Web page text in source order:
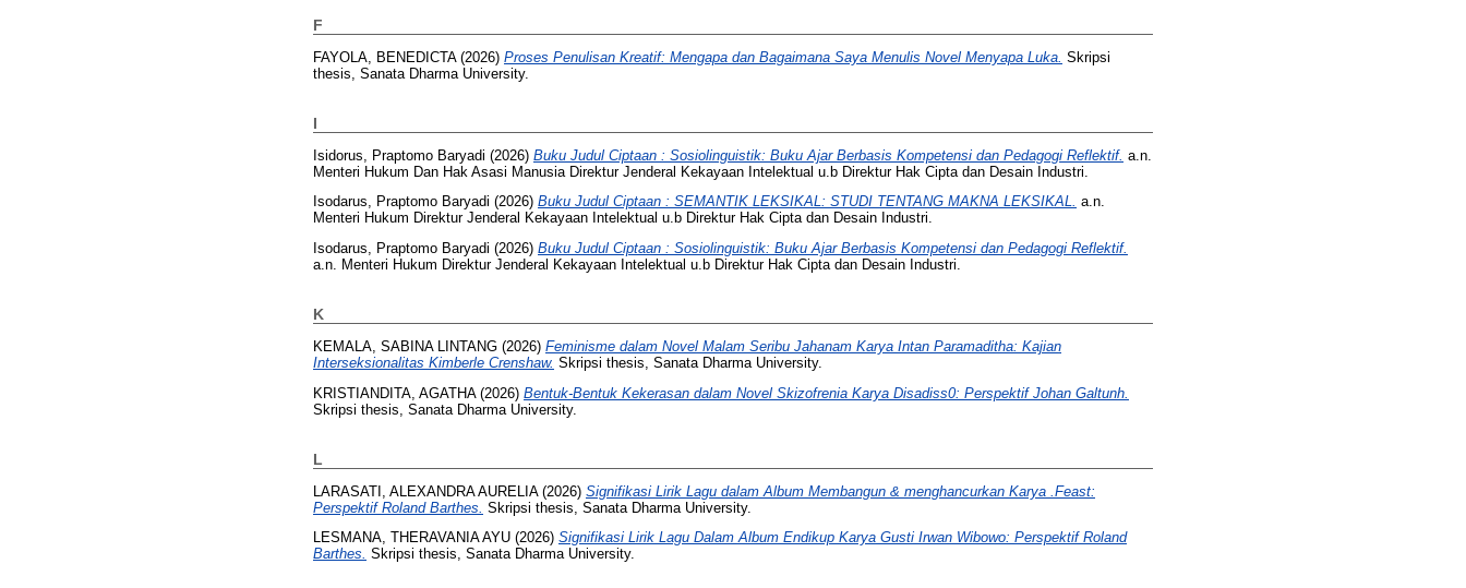
F
FAYOLA, BENEDICTA(2026) Proses Penulisan Kreatif: Mengapa dan Bagaimana Saya Menulis Novel Menyapa Luka. Skripsi
thesis, Sanata Dharma University.
I
Isidorus, Praptomo Baryadi (2026) Buku Judul Ciptaan : Sosiolinguistik: Buku Ajar Berbasis Kompetensi dan Pedagogi Reflektif. a.n.
Menteri Hukum Dan Hak Asasi Manusia Direktur Jenderal Kekayaan Intelektual u.b Direktur Hak Cipta dan Desain Industri.
Isodarus, Praptomo Baryadi (2026) Buku Judul Ciptaan : SEMANTIK LEKSIKAL: STUDI TENTANG MAKNA LEKSIKAL. a.n.
Menteri Hukum Direktur Jenderal Kekayaan Intelektual u.b Direktur Hak Cipta dan Desain Industri.
Isodarus, Praptomo Baryadi (2026) Buku Judul Ciptaan : Sosiolinguistik: Buku Ajar Berbasis Kompetensi dan Pedagogi Reflektif.
a.n. Menteri Hukum Direktur Jenderal Kekayaan Intelektual u.b Direktur Hak Cipta dan Desain Industri.
K
KEMALA, SABINA LINTANG (2026) Feminisme dalam Novel Malam Seribu Jahanam Karya Intan Paramaditha: Kajian
Interseksionalitas Kimberle Crenshaw. Skripsi thesis, Sanata Dharma University.
KRISTIANDITA, AGATHA(2026) Bentuk-Bentuk Kekerasan dalam Novel Skizofrenia Karya Disadiss0: Perspektif Johan Galtunh.
Skripsi thesis, Sanata Dharma University.
L
LARASATI, ALEXANDRA AURELIA(2026) Signifikasi Lirik Lagu dalam Album Membangun & menghancurkan Karya .Feast:
Perspektif Roland Barthes. Skripsi thesis, Sanata Dharma University.
LESMANA, THERAVANIA AYU (2026) Signifikasi Lirik Lagu Dalam Album Endikup Karya Gusti Irwan Wibowo: Perspektif Roland
Barthes. Skripsi thesis, Sanata Dharma University.